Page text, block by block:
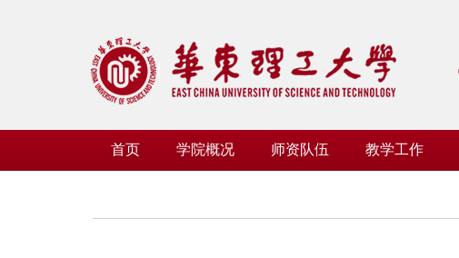
首页 学院概况 师资队伍 教学工作